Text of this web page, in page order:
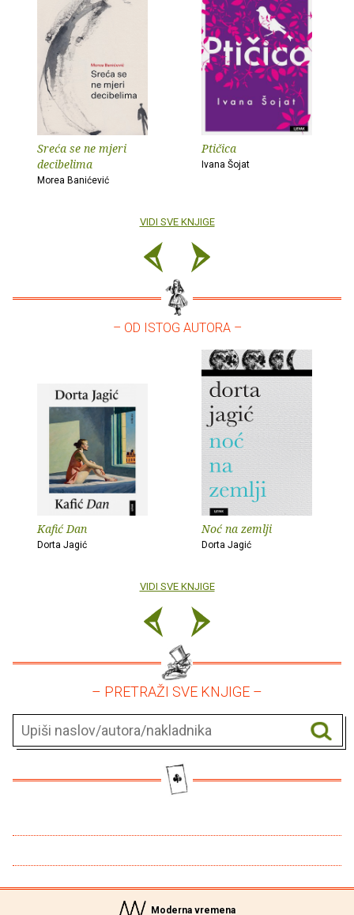
Sreća se ne mjeri
decibelima
Morea Banićević
Ptičica
Ivana Šojat
VIDI SVE KNJIGE
– OD ISTOG AUTORA –
Kafić Dan
Dorta Jagić
Noć na zemlji
Dorta Jagić
VIDI SVE KNJIGE
– PRETRAŽI SVE KNJIGE –
Moderna vremena